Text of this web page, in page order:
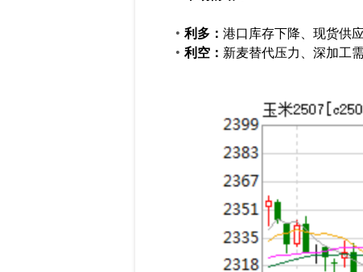
利多： 港口库存下降、现货供
利空： 新麦替代压力、深加工